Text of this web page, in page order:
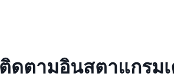
ตามอินสตาแกรมเ